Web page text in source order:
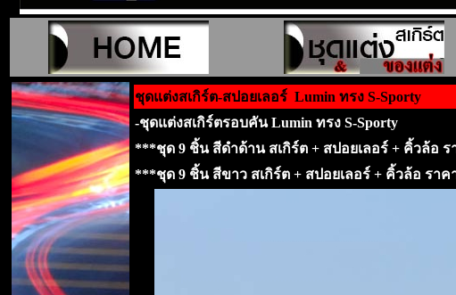
ชุดแต่งสเกิร์ต-สปอยเลอร์ Lumin ทรง S-Sporty
-ชุดแต่งสเกิร์ตรอบคัน Lumin ทรง S-Sporty
***ชุด 9 ชิ้น สีดำด้าน สเกิร์ต + สปอยเลอร์ + คิ้วล้อ ร
***ชุด 9 ชิ้น สีขาว สเกิร์ต + สปอยเลอร์ + คิ้วล้อ ราค